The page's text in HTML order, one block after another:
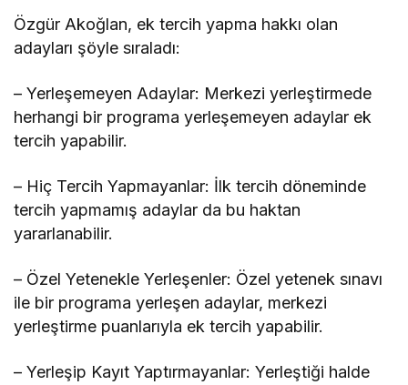
Özgür Akoğlan, ek tercih yapma hakkı olan
adayları şöyle sıraladı:
– Yerleşemeyen Adaylar: Merkezi yerleştirmede
herhangi bir programa yerleşemeyen adaylar ek
tercih yapabilir.
– Hiç Tercih Yapmayanlar: İlk tercih döneminde
tercih yapmamış adaylar da bu haktan
yararlanabilir.
– Özel Yetenekle Yerleşenler: Özel yetenek sınavı
ile bir programa yerleşen adaylar, merkezi
yerleştirme puanlarıyla ek tercih yapabilir.
– Yerleşip Kayıt Yaptırmayanlar: Yerleştiği halde